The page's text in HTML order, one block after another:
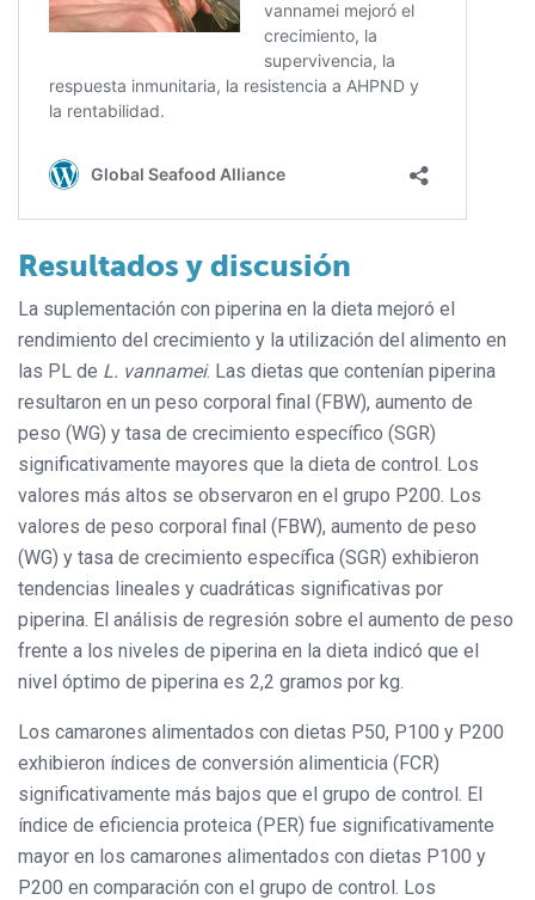
Resultados y discusión
La suplementación con piperina en la dieta mejoró el
rendimiento del crecimiento y la utilización del alimento en
las PL de L. vannamei. Las dietas que contenían piperina
resultaron en un peso corporal final (FBW), aumento de
peso (WG) y tasa de crecimiento específico (SGR)
significativamente mayores que la dieta de control. Los
valores más altos se observaron en el grupo P200. Los
valores de peso corporal final (FBW), aumento de peso
(WG) y tasa de crecimiento específica (SGR) exhibieron
tendencias lineales y cuadráticas significativas por
piperina. El análisis de regresión sobre el aumento de peso
frente a los niveles de piperina en la dieta indicó que el
nivel óptimo de piperina es 2,2 gramos por kg.
Los camarones alimentados con dietas P50, P100 y P200
exhibieron índices de conversión alimenticia (FCR)
significativamente más bajos que el grupo de control. El
índice de eficiencia proteica (PER) fue significativamente
mayor en los camarones alimentados con dietas P100 y
P200 en comparación con el grupo de control. Los